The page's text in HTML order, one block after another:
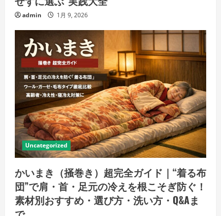
admin 1月 9, 2026
Uncategorized
かいまき（掻巻き）超完全ガイド｜“着る布
団”で肩・首・足元の冷えを根こそぎ防ぐ！
素材別おすすめ・選び方・洗い方・Q&Aま